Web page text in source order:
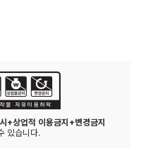
+상업적 이용금지+변경금지
있습니다.